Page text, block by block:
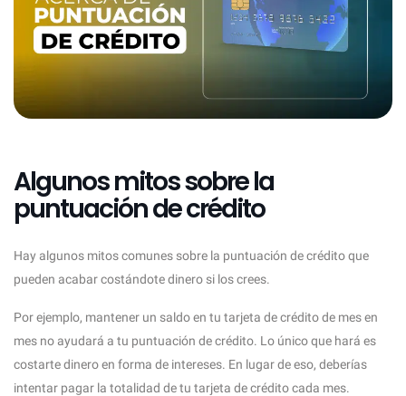
Algunos mitos sobre la
puntuación de crédito
Hay algunos mitos comunes sobre la puntuación de crédito que
pueden acabar costándote dinero si los crees.
Por ejemplo, mantener un saldo en tu tarjeta de crédito de mes en
mes no ayudará a tu puntuación de crédito. Lo único que hará es
costarte dinero en forma de intereses. En lugar de eso, deberías
intentar pagar la totalidad de tu tarjeta de crédito cada mes.